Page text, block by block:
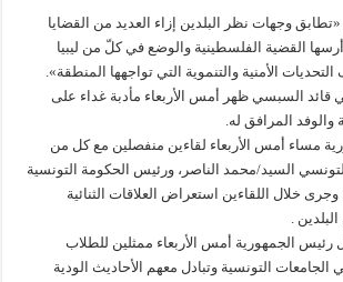
وجهات نظر البلدين إزاء العديد من القضايا
أرسها القضية الفلسطينية والوضع في كلّ من ليبيا
الأمنية والتنموية التي تواجهها المنطقة».
قائد السبسي ظهر أمس الأربعاء مأدبة غداء على
المرافق له.
مساء أمس الأربعاء لقاءين منفصلين مع كل من
السيد/محمد الناصر، ورئيس الحكومة التونسية
خلال اللقاءين استعراض العلاقات الثنائية
.
الجمهورية أمس الأربعاء ممثلين للطلاب
الجامعات التونسية وتبادل معهم الأحاديث الودية